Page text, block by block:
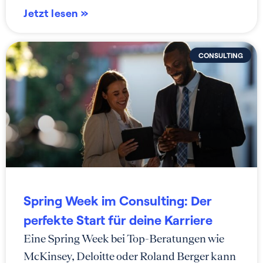
Jetzt lesen »
CONSULTING
Spring Week im Consulting: Der
perfekte Start für deine Karriere
Eine Spring Week bei Top-Beratungen wie
McKinsey, Deloitte oder Roland Berger kann